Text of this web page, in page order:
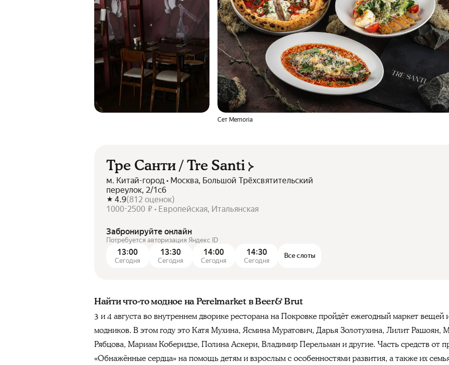
Сет Memoria
Тре Санти / Tre Santi
м. Китай-город • Москва, Большой Трёхсвятительский
переулок, 2/1с6
4.9(812 оценок)
1000-2500 ₽ • Европейская, Итальянская
Забронируйте онлайн
Потребуется авторизация Яндекс ID
13:00
Сегодня
13:30
Сегодня
14:00
Сегодня
14:30
Сегодня
Все слоты
Найти что-то модное на Perelmarket в Beer& Brut
3 и 4 августа во внутреннем дворике ресторана на Покровке пройдёт ежегодный маркет вещей
модников. В этом году это Катя Мухина, Ясмина Муратович, Дарья Золотухина, Лилит Рашоян,
Рябцова, Мариам Коберидзе, Полина Аскери, Владимир Перельман и другие. Часть средств от
«Обнажённые сердца» на помощь детям и взрослым с особенностями развития, а также их